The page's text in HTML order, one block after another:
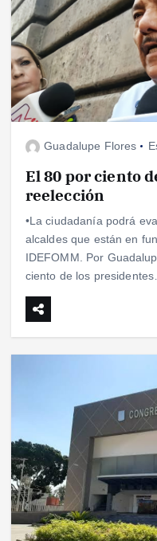
Guadalupe Flores
El 80 por ciento
reelección
•La ciudadanía podrá
alcaldes que están en
IDEFOMM. Por
ciento de los